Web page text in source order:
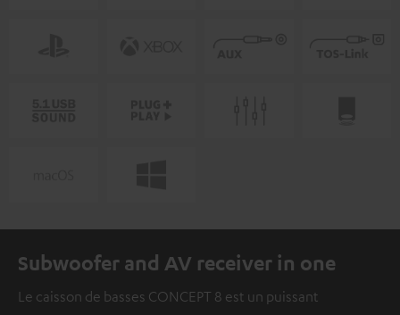
Subwoofer and AV receiver in one
Le caisson de basses CONCEPT 8 est un puissant